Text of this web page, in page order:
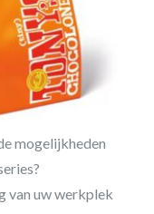
mogelijkheden
van uw werkplek